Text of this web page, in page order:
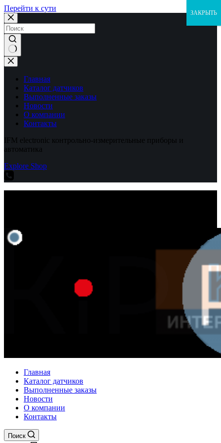
Перейти к сути
Ничего
не
найденоГлавная
Каталог датчиков
Выполненные заказы
Новости
О компании
Контакты
IFM electronic контрольно-измерительные приборы и
автоматика
Explore Shop
Главная
Каталог датчиков
Выполненные заказы
Новости
О компании
Контакты
Поиск
ЗАКРЫТЬ